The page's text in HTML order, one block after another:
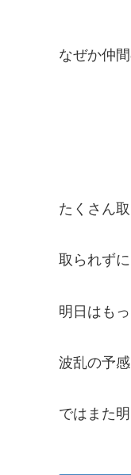
なぜか仲
たくさん
取られず
明日はも
波乱の予
ではまた明